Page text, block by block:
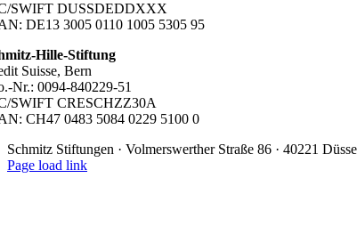
SWIFT DUSSDEDDXXX
DE13 3005 0110 1005 5305 95
Hille-Stiftung
Suisse, Bern
Nr.: 0094-840229-51
SWIFT CRESCHZZ30A
CH47 0483 5084 0229 5100 0
Schmitz Stiftungen · Volmerswerther Straße 86 · 40221
Page load link